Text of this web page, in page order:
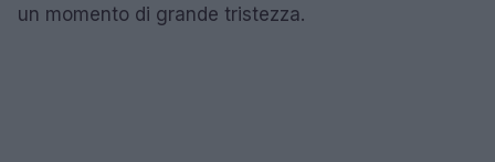
un momento di grande tristezza.